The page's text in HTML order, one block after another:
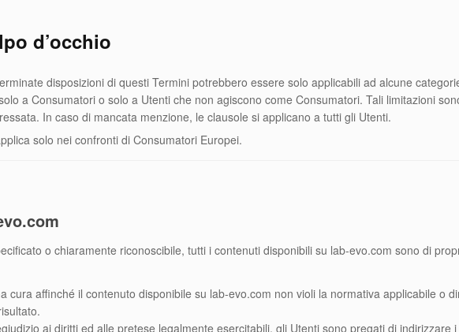
d’occhio
disposizioni di questi Termini potrebbero essere solo applicabili ad alcune
a Consumatori o solo a Utenti che non agiscono come Consumatori. Tali limitazioni
In caso di mancata menzione, le clausole si applicano a tutti gli Utenti.
solo nei confronti di Consumatori Europei.
o chiaramente riconoscibile, tutti i contenuti disponibili su lab-evo.com sono di
cura affinché il contenuto disponibile su lab-evo.com non violi la normativa applicabile o
ai diritti ed alle pretese legalmente esercitabili, gli Utenti sono pregati di indirizzare